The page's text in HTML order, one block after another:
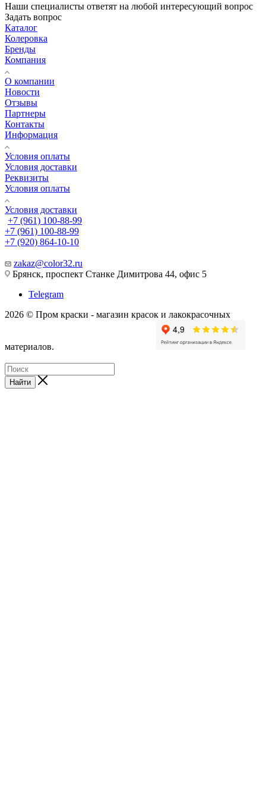
Наши специалисты ответят на любой интересующий вопрос
Задать вопрос
Каталог
Колеровка
Бренды
Компания
О компании
Новости
Отзывы
Партнеры
Контакты
Информация
Условия оплаты
Условия доставки
Реквизиты
Условия оплаты
Условия доставки
+7 (961) 100-88-99
+7 (961) 100-88-99
+7 (920) 864-10-10
zakaz@color32.ru
Брянск, проспект Станке Димитрова 44, офис 5
Telegram
2026 © Пром краски - магазин красок и лакокрасочных
материалов.
Найти